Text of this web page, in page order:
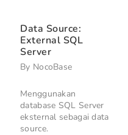
Data Source:
External SQL
Server
By NocoBase
Menggunakan
database SQL Server
eksternal sebagai data
source.